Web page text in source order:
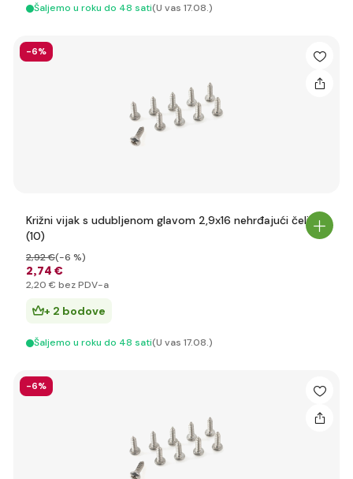
Šaljemo u roku do 48 sati(U vas 17.08.)
-6%
Križni vijak s udubljenom glavom 2,9x16 nehrđajući čelik
(10)
2,74 €
2,92 €(-6 %)
2,20 € bez PDV-a
+ 2 bodove
Šaljemo u roku do 48 sati(U vas 17.08.)
-6%